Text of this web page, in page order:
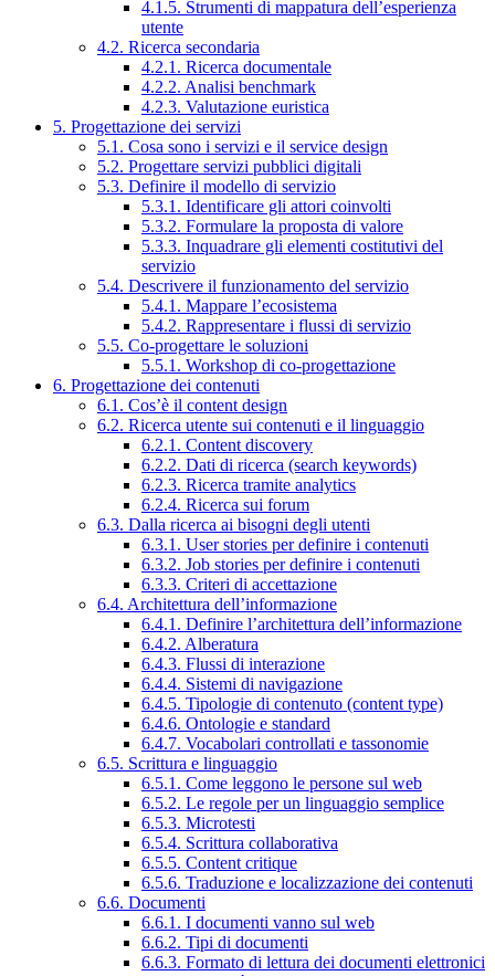
4.1.5. Strumenti di mappatura dell’esperienza
utente
4.2. Ricerca secondaria
4.2.1. Ricerca documentale
4.2.2. Analisi benchmark
4.2.3. Valutazione euristica
5. Progettazione dei servizi
5.1. Cosa sono i servizi e il service design
5.2. Progettare servizi pubblici digitali
5.3. Definire il modello di servizio
5.3.1. Identificare gli attori coinvolti
5.3.2. Formulare la proposta di valore
5.3.3. Inquadrare gli elementi costitutivi del
servizio
5.4. Descrivere il funzionamento del servizio
5.4.1. Mappare l’ecosistema
5.4.2. Rappresentare i flussi di servizio
5.5. Co-progettare le soluzioni
5.5.1. Workshop di co-progettazione
6. Progettazione dei contenuti
6.1. Cos’è il content design
6.2. Ricerca utente sui contenuti e il linguaggio
6.2.1. Content discovery
6.2.2. Dati di ricerca (search keywords)
6.2.3. Ricerca tramite analytics
6.2.4. Ricerca sui forum
6.3. Dalla ricerca ai bisogni degli utenti
6.3.1. User stories per definire i contenuti
6.3.2. Job stories per definire i contenuti
6.3.3. Criteri di accettazione
6.4. Architettura dell’informazione
6.4.1. Definire l’architettura dell’informazione
6.4.2. Alberatura
6.4.3. Flussi di interazione
6.4.4. Sistemi di navigazione
6.4.5. Tipologie di contenuto (content type)
6.4.6. Ontologie e standard
6.4.7. Vocabolari controllati e tassonomie
6.5. Scrittura e linguaggio
6.5.1. Come leggono le persone sul web
6.5.2. Le regole per un linguaggio semplice
6.5.3. Microtesti
6.5.4. Scrittura collaborativa
6.5.5. Content critique
6.5.6. Traduzione e localizzazione dei contenuti
6.6. Documenti
6.6.1. I documenti vanno sul web
6.6.2. Tipi di documenti
6.6.3. Formato di lettura dei documenti elettronici